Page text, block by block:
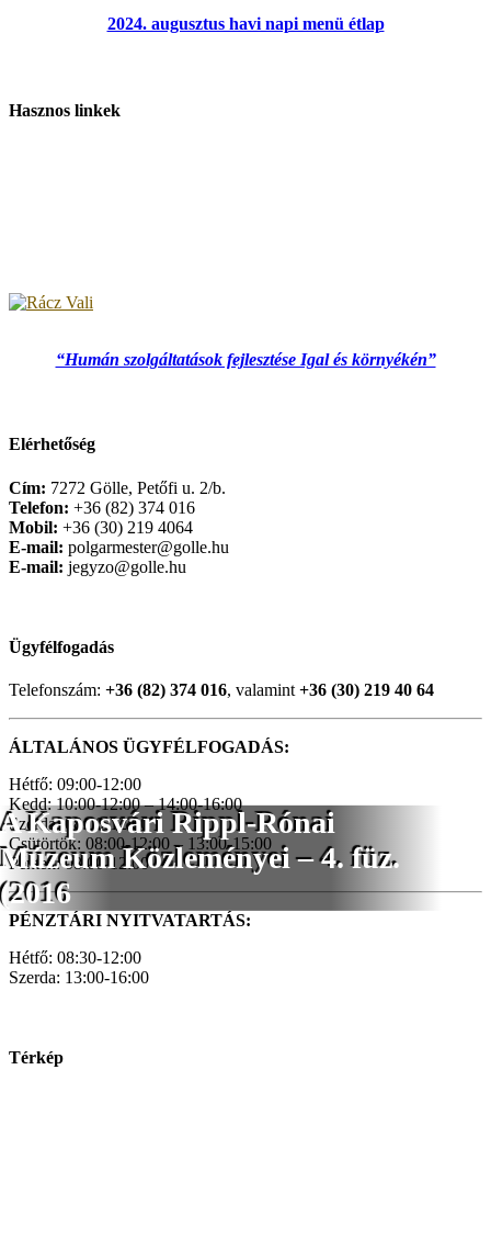
A Kaposvári Rippl-Rónai
Múzeum Közleményei – 4. füz.
(2016
2024. augusztus havi napi menü étlap
Hasznos linkek
“Humán szolgáltatások fejlesztése Igal és környékén”
Elérhetőség
Cím: 7272 Gölle, Petőfi u. 2/b.
Telefon: +36 (82) 374 016
Mobil: +36 (30) 219 4064
E-mail: polgarmester@golle.hu
E-mail: jegyzo@golle.hu
Ügyfélfogadás
Telefonszám: +36 (82) 374 016, valamint +36 (30) 219 40 64
ÁLTALÁNOS ÜGYFÉLFOGADÁS:
Hétfő: 09:00-12:00
Kedd: 10:00-12:00 – 14:00-16:00
Szerda: 08:00-12:00
Csütörtök: 08:00-12:00 – 13:00-15:00
Péntek: 08:00-12:00
PÉNZTÁRI NYITVATARTÁS:
Hétfő: 08:30-12:00
Szerda: 13:00-16:00
Térkép